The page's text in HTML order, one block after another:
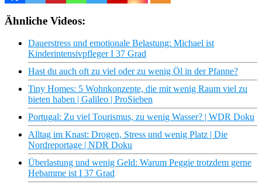
Ähnliche Videos:
Dauerstress und emotionale Belastung: Michael ist
Kinderintensivpfleger I 37 Grad
Hast du auch oft zu viel oder zu wenig Öl in der Pfanne?
Tiny Homes: 5 Wohnkonzepte, die mit wenig Raum viel zu
bieten haben | Galileo | ProSieben
Portugal: Zu viel Tourismus, zu wenig Wasser? | WDR Doku
Alltag im Knast: Drogen, Stress und wenig Platz | Die
Nordreportage | NDR Doku
Überlastung und wenig Geld: Warum Peggie trotzdem gerne
Hebamme ist I 37 Grad